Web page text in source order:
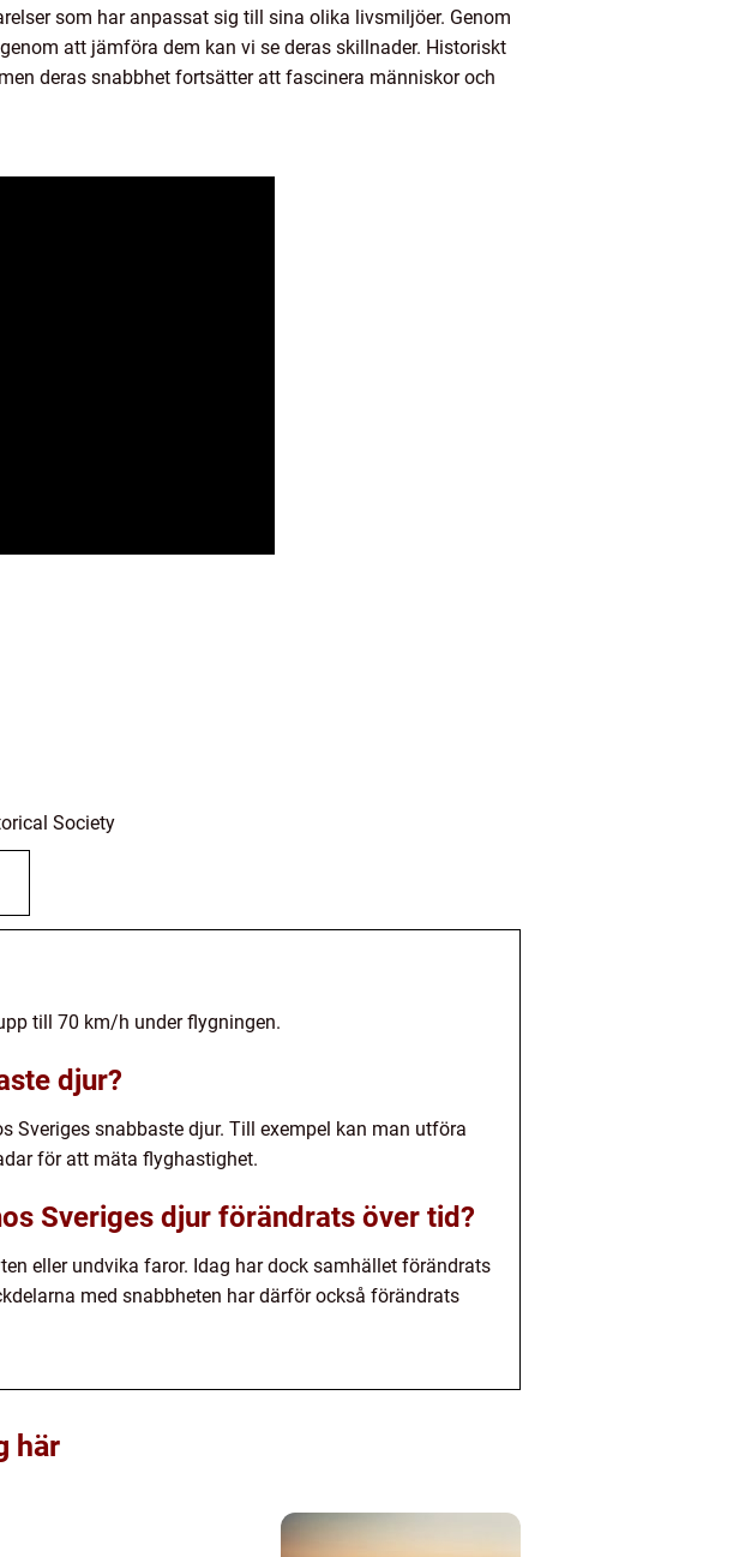
som har anpassat sig till sina olika livsmiljöer. Genom
att jämföra dem kan vi se deras skillnader. Historiskt
deras snabbhet fortsätter att fascinera människor och
Society
till 70 km/h under flygningen.
djur?
Sveriges snabbaste djur. Till exempel kan man utföra
för att mäta flyghastighet.
Sveriges djur förändrats över tid?
eller undvika faror. Idag har dock samhället förändrats
med snabbheten har därför också förändrats
här